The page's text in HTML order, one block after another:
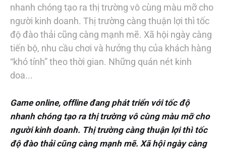
nhanh chóng tạo ra thị trường vô cùng màu mỡ cho
người kinh doanh. Thị trường càng thuận lợi thì tốc
độ đào thải cũng càng mạnh mẽ. Xã hội ngày càng
tiến bộ, nhu cầu chơi và hưởng thụ của khách hàng
“khó tính” theo thời gian. Những quán nét kinh
doa...
Game online, offline đang phát triển với tốc độ
nhanh chóng tạo ra thị trường vô cùng màu mỡ cho
người kinh doanh. Thị trường càng thuận lợi thì tốc
độ đào thải cũng càng mạnh mẽ. Xã hội ngày càng